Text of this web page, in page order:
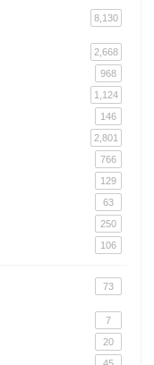
8,130
2,668
968
1,124
146
2,801
766
129
63
250
106
73
7
20